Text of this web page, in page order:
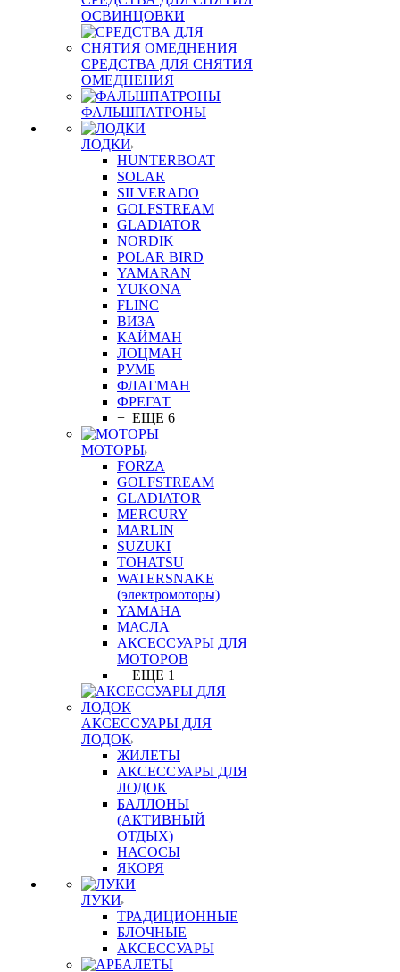
ОСВИНЦОВКИ
СРЕДСТВА ДЛЯ СНЯТИЯ
ОМЕДНЕНИЯ
ФАЛЬШПАТРОНЫ
ЛОДКИ
HUNTERBOAT
SOLAR
SILVERADO
GOLFSTREAM
GLADIATOR
NORDIK
POLAR BIRD
YAMARAN
YUKONA
FLINC
ВИЗА
КАЙМАН
ЛОЦМАН
РУМБ
ФЛАГМАН
ФРЕГАТ
+ ЕЩЕ 6
МОТОРЫ
FORZA
GOLFSTREAM
GLADIATOR
MERCURY
MARLIN
SUZUKI
TOHATSU
WATERSNAKE
(электромоторы)
YAMAHA
МАСЛА
АКСЕССУАРЫ ДЛЯ
МОТОРОВ
+ ЕЩЕ 1
АКСЕССУАРЫ ДЛЯ
ЛОДОК
ЖИЛЕТЫ
АКСЕССУАРЫ ДЛЯ
ЛОДОК
БАЛЛОНЫ
(АКТИВНЫЙ
ОТДЫХ)
НАСОСЫ
ЯКОРЯ
ЛУКИ
ТРАДИЦИОННЫЕ
БЛОЧНЫЕ
АКСЕССУАРЫ